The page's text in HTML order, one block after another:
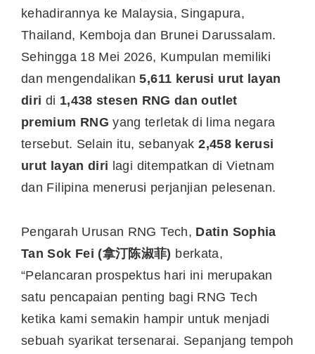
kehadirannya ke Malaysia, Singapura,
Thailand, Kemboja dan Brunei Darussalam.
Sehingga 18 Mei 2026, Kumpulan memiliki
dan mengendalikan5,611 kerusi urut layan
diri di 1,438 stesen RNG dan outlet
premium RNG yang terletak di lima negara
tersebut. Selain itu, sebanyak2,458 kerusi
urut layan diri lagi ditempatkan di Vietnam
dan Filipina menerusi perjanjian pelesenan.
Pengarah Urusan RNG Tech, Datin Sophia
Tan Sok Fei (拿汀陈淑菲) berkata,
“Pelancaran prospektus hari ini merupakan
satu pencapaian penting bagi RNG Tech
ketika kami semakin hampir untuk menjadi
sebuah syarikat tersenarai. Sepanjang tempoh